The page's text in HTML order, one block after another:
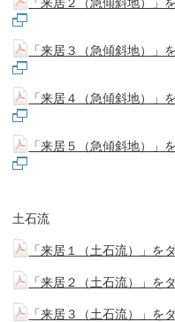
「来居３（急傾斜地）」
「来居４（急傾斜地）」
「来居５（急傾斜地）」
土石流
「来居１（土石流）」を
「来居２（土石流）」を
「来居３（土石流）」を